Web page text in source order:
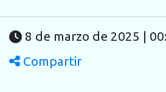
8 de marzo de 2025 |
Compartir